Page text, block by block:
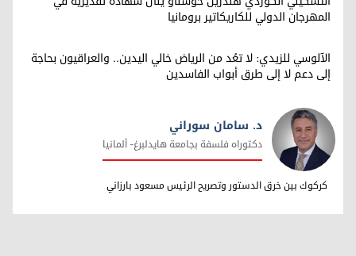
المهرجان الدولي للكاريكاتير برومانيا
الآلوسي للزيدي: لا تعُد من الرياض خالي اليدين.. والعراقيون بحاجة
إلى دعم لا إلى طرق أبواب الفاسدين
د. سامان سوراني
د. سامان سوراني
دکتوراه فلسفة بجامعة هایدلبرغ- ألمانیا
کرکوك بین خرق الدستور وتصریح الرئیس مسعود بارزاني